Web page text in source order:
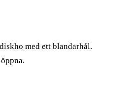
med ett blandarhål.